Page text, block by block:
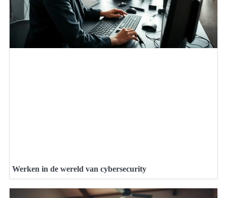
Werken in de wereld van cybersecurity